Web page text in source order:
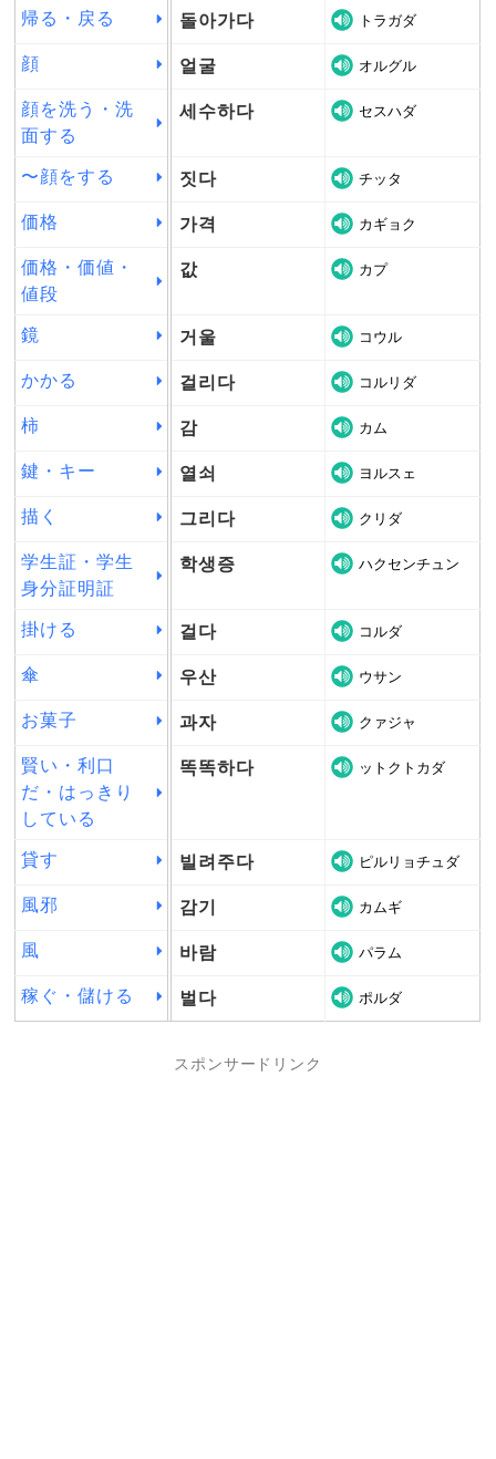
帰る・戻る 돌아가다 トラガダ
顔 얼굴 オルグル
顔を洗う・洗
面する
세수하다 セスハダ
〜顔をする 짓다 チッタ
価格 가격 カギョク
価格・価値・
値段
값 カプ
鏡 거울 コウル
かかる 걸리다 コルリダ
柿 감 カム
鍵・キー 열쇠 ヨルスェ
描く 그리다 クリダ
学生証・学生
身分証明証
학생증 ハクセンチュン
掛ける 걸다 コルダ
傘 우산 ウサン
お菓子 과자 クァジャ
賢い・利口
だ・はっきり
している
똑똑하다 ットクトカダ
貸す 빌려주다 ピルリョチュダ
風邪 감기 カムギ
風 바람 パラム
稼ぐ・儲ける 벌다 ポルダ
スポンサードリンク